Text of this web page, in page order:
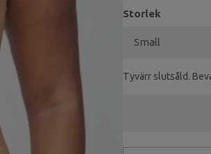
Storlek
Tyvärr slutsåld.